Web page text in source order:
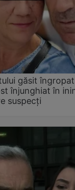
găsit
înjunghiat în
suspecți